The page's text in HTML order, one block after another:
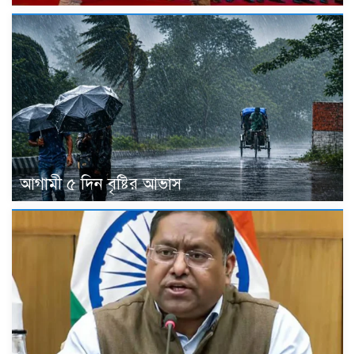
আগামী ৫ দিন বৃষ্টির আভাস